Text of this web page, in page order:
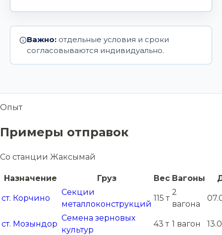
Важно: отдельные условия и сроки
согласовываются индивидуально.
Опыт
Примеры отправок
Со станции Жаксымай
Назначение Груз Вес Вагоны
ст. Корчино
Секции
металлоконструкций
115 т
2
вагона
ст. Мозындор
Семена зерновых
культур
43 т 1 вагон